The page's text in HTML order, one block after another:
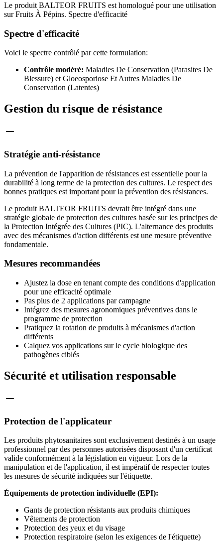
Le produit BALTEOR FRUITS est homologué pour une utilisation
sur Fruits À Pépins. Spectre d'efficacité
Spectre d'efficacité
Voici le spectre contrôlé par cette formulation:
Contrôle modéré: Maladies De Conservation (Parasites De
Blessure) et Gloeosporiose Et Autres Maladies De
Conservation (Latentes)
Gestion du risque de résistance
Stratégie anti-résistance
La prévention de l'apparition de résistances est essentielle pour la
durabilité à long terme de la protection des cultures. Le respect des
bonnes pratiques est important pour la prévention des résistances.
Le produit BALTEOR FRUITS devrait être intégré dans une
stratégie globale de protection des cultures basée sur les principes de
la Protection Intégrée des Cultures (PIC). L'alternance des produits
avec des mécanismes d'action différents est une mesure préventive
fondamentale.
Mesures recommandées
Ajustez la dose en tenant compte des conditions d'application
pour une efficacité optimale
Pas plus de 2 applications par campagne
Intégrez des mesures agronomiques préventives dans le
programme de protection
Pratiquez la rotation de produits à mécanismes d'action
différents
Calquez vos applications sur le cycle biologique des
pathogènes ciblés
Sécurité et utilisation responsable
Protection de l'applicateur
Les produits phytosanitaires sont exclusivement destinés à un usage
professionnel par des personnes autorisées disposant d'un certificat
valide conformément à la législation en vigueur. Lors de la
manipulation et de l'application, il est impératif de respecter toutes
les mesures de sécurité indiquées sur l'étiquette.
Équipements de protection individuelle (EPI):
Gants de protection résistants aux produits chimiques
Vêtements de protection
Protection des yeux et du visage
Protection respiratoire (selon les exigences de l'étiquette)